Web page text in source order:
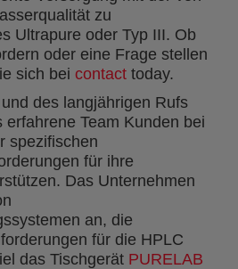
zu
Ultrapure oder Typ III. Ob
oder eine Frage stellen
sich bei contact today.
des langjährigen Rufs
erfahrene Team Kunden bei
spezifischen
für ihre
Das Unternehmen
an, die
für die HPLC
das Tischgerät PURELAB